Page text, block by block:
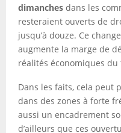
dimanches dans les
resteraient ouverts de
jusqu’à douze. Ce
augmente la marge de
réalités économiques
Dans les faits, cela peut
dans des zones à forte
aussi un encadrement
d’ailleurs que ces